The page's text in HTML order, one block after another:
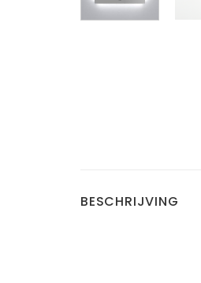
BESCHRIJVING